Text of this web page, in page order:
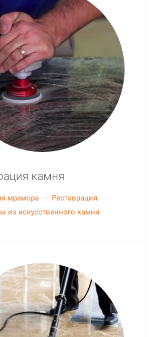
камня
мрамора
Реставрация
из искусственного камня